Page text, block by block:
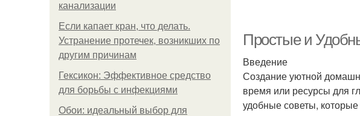
канализации
Если капает кран, что делать.
Устранение протечек, возникших по
другим причинам
Гексикон: Эффективное средство
для борьбы с инфекциями
Обои: идеальный выбор для
Простые и
Введение
Создание уютной
время или ресурсы для
удобные советы,